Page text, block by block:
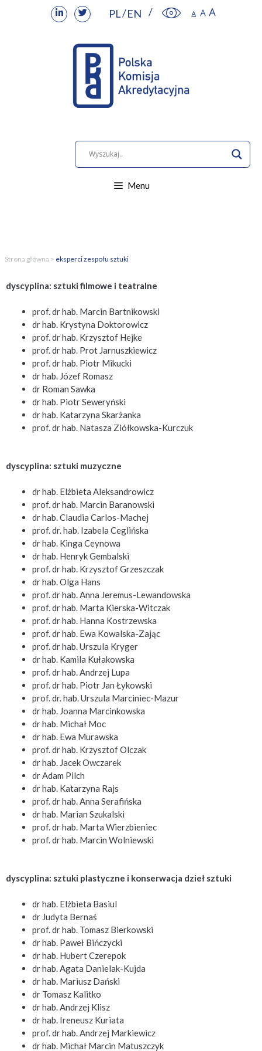
PL EN
Menu
Strona główna > eksperci zespołu sztuki
dyscyplina: sztuki filmowe i teatralne
prof. dr hab. Marcin Bartnikowski
dr hab. Krystyna Doktorowicz
prof. dr hab. Krzysztof Hejke
prof. dr hab. Prot Jarnuszkiewicz
prof. dr hab. Piotr Mikucki
dr hab. Józef Romasz
dr Roman Sawka
dr hab. Piotr Seweryński
dr hab. Katarzyna Skarżanka
prof. dr hab. Natasza Ziółkowska-Kurczuk
dyscyplina: sztuki muzyczne
dr hab. Elżbieta Aleksandrowicz
prof. dr hab. Marcin Baranowski
dr hab. Claudia Carlos-Machej
prof. dr. hab. Izabela Ceglińska
dr hab. Kinga Ceynowa
dr hab. Henryk Gembalski
prof. dr hab. Krzysztof Grzeszczak
dr hab. Olga Hans
prof. dr hab. Anna Jeremus-Lewandowska
prof. dr hab. Marta Kierska-Witczak
prof. dr hab. Hanna Kostrzewska
prof. dr hab. Ewa Kowalska-Zając
prof. dr hab. Urszula Kryger
dr hab. Kamila Kułakowska
prof. dr hab. Andrzej Lupa
prof. dr hab. Piotr Jan Łykowski
prof. dr. hab. Urszula Marciniec-Mazur
dr hab. Joanna Marcinkowska
dr hab. Michał Moc
dr hab. Ewa Murawska
prof. dr hab. Krzysztof Olczak
dr hab. Jacek Owczarek
dr Adam Pilch
dr hab. Katarzyna Rajs
prof. dr hab. Anna Serafińska
dr hab. Marian Szukalski
prof. dr hab. Marta Wierzbieniec
prof. dr hab. Marcin Wolniewski
dyscyplina: sztuki plastyczne i konserwacja dzieł sztuki
dr hab. Elżbieta Basiul
dr Judyta Bernaś
prof. dr hab. Tomasz Bierkowski
dr hab. Paweł Bińczycki
dr hab. Hubert Czerepok
dr hab. Agata Danielak-Kujda
dr hab. Mariusz Dański
dr Tomasz Kalitko
dr hab. Andrzej Klisz
dr hab. Ireneusz Kuriata
prof. dr hab. Andrzej Markiewicz
dr hab. Michał Marcin Matuszczyk